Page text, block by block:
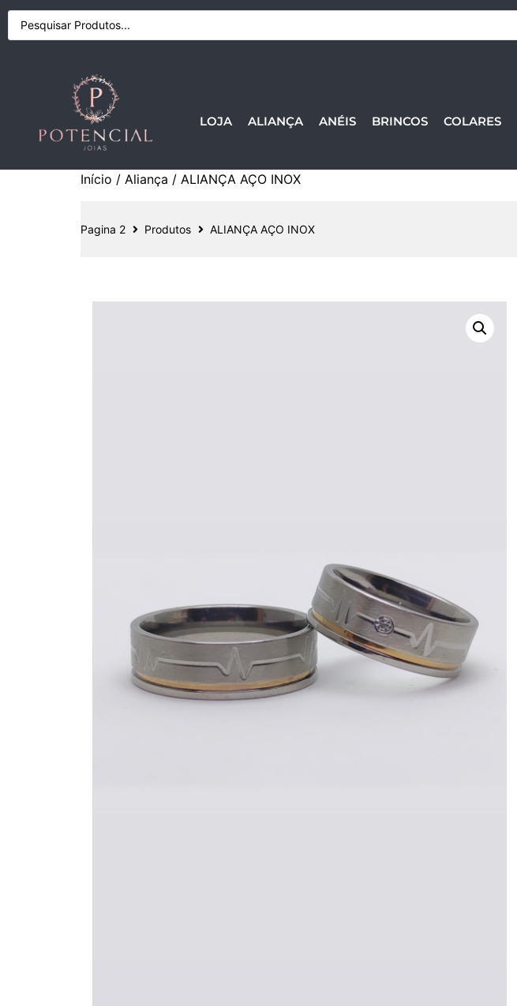
LOJA ALIANÇA ANÉIS BRINCOS COLARES
Início / Aliança / ALIANÇA AÇO INOX
Pagina 2 Produtos ALIANÇA AÇO INOX